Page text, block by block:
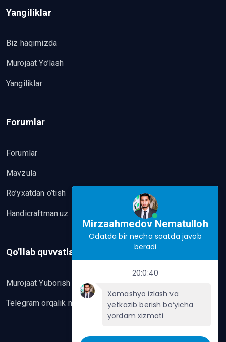
Yangiliklar
Biz haqimizda
Murojaat Yo’lash
Yangiliklar
Forumlar
Forumlar
Mavzula
Ro’yxatdan o’tish
Handicraftman.uz
Qo’llab quvvatlash
Murojaat Yuborish
Telegram orqalik murojaat yo’lash
Mirzaahmedov Nematulloh
Odatda bir necha soatda javob
beradi
20:0:40
Xomashyo izlash va
yetkazib berish bo‘yicha
yordam xizmati